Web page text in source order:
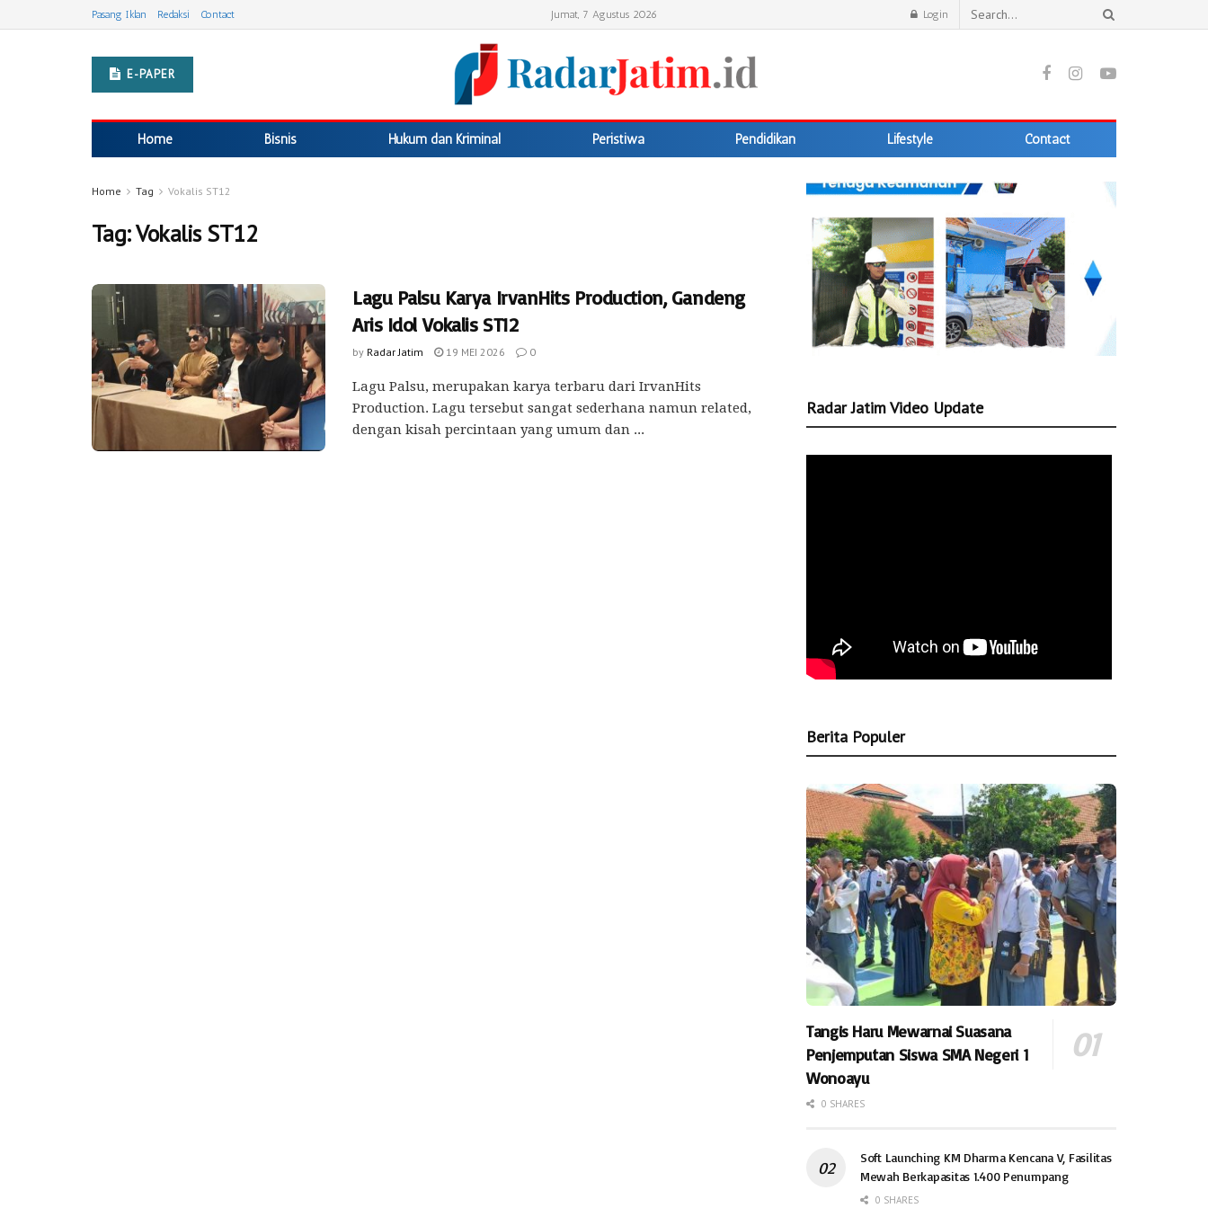
Pasang Iklan Redaksi Contact Jumat, 7 Agustus 2026 Login
E-PAPER
Home Bisnis Hukum dan Kriminal Peristiwa Pendidikan Lifestyle Contact
Home Tag Vokalis ST12
Tag:Vokalis ST12
Lagu Palsu Karya IrvanHits Production, Gandeng
Aris Idol Vokalis ST12
by Radar Jatim 19 MEI 2026 0
Lagu Palsu, merupakan karya terbaru dari IrvanHits
Production. Lagu tersebut sangat sederhana namun related,
dengan kisah percintaan yang umum dan ...
Radar Jatim Video Update
Berita Populer
Tangis Haru Mewarnai Suasana
Penjemputan Siswa SMA Negeri 1
Wonoayu
0 SHARES
Soft Launching KM Dharma Kencana V, Fasilitas
Mewah Berkapasitas 1.400 Penumpang
0 SHARES